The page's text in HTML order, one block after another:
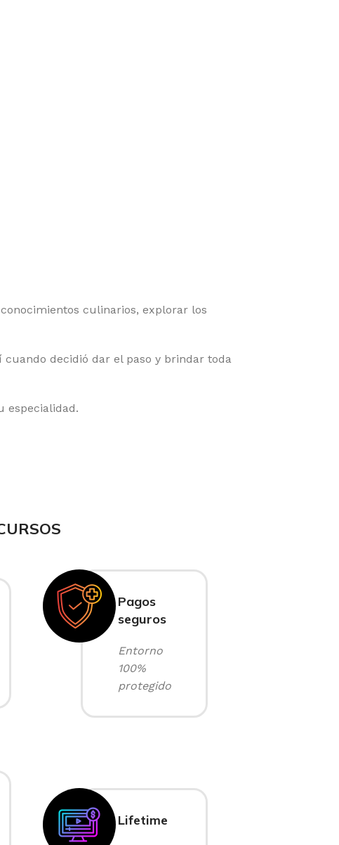
culinarios, explorar los
decidió dar el paso y brindar toda
especialidad.
Pagos
seguros
Entorno
100%
protegido
Lifetime